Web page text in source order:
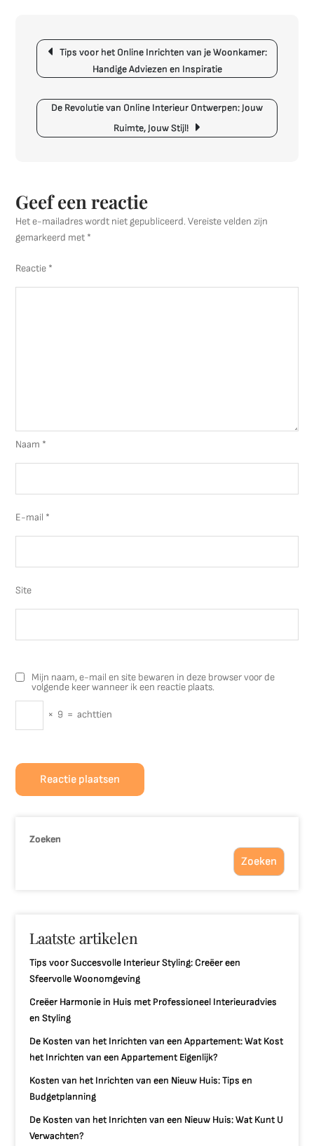
Optimaal
van
Kleine
Berichtnavigatie
Tips voor het Online Inrichten van je Woonkamer:
Handige Adviezen en Inspiratie
De Revolutie van Online Interieur Ontwerpen: Jouw
Ruimte, Jouw Stijl!
Geef een reactie
Het e-mailadres wordt niet gepubliceerd. Vereiste velden zijn
gemarkeerd met *
Reactie *
Naam *
E-mail *
Site
Mijn naam, e-mail en site bewaren in deze browser voor de
volgende keer wanneer ik een reactie plaats.
× 9 = achttien
Zoeken
Zoeken
Laatste artikelen
Tips voor Succesvolle Interieur Styling: Creëer een
Sfeervolle Woonomgeving
Creëer Harmonie in Huis met Professioneel Interieuradvies
en Styling
De Kosten van het Inrichten van een Appartement: Wat Kost
het Inrichten van een Appartement Eigenlijk?
Kosten van het Inrichten van een Nieuw Huis: Tips en
Budgetplanning
De Kosten van het Inrichten van een Nieuw Huis: Wat Kunt U
Verwachten?